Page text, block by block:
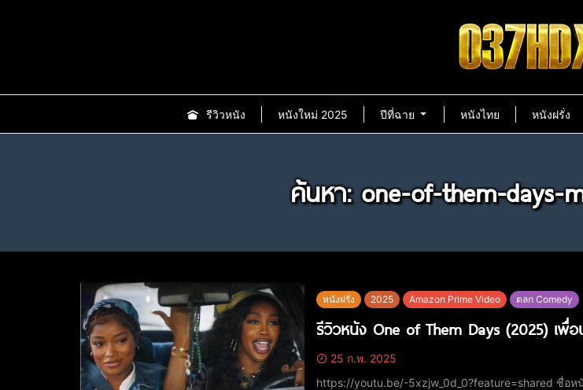
รีวิวหนัง หนังใหม่ 2025
new
ปีที่ฉาย หนังไทย หนังฝรั่ง
ค้นหา: one-of-them-days-
หนังฝรั่ง 2025 Amazon Prime Video ตลก Comedy
รีวิวหนัง One of Them Days (2025) เพื่อ
25 ก.พ. 2025
https://youtu.be/-5xzjw_0d_0?feature=shared ชื่อหนัง: One of Them Days เพื่อนรัก หักค่าเช่าปีที่ฉาย: 2025หมวดหมู่: ตลก, ดราม่าผู้